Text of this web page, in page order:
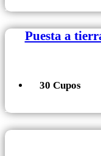
+ Información
Puesta a
30 Cupos
+ Información